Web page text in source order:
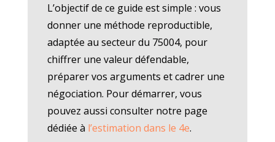
L’objectif de ce guide est simple : vous
donner une méthode reproductible,
adaptée au secteur du 75004, pour
chiffrer une valeur défendable,
préparer vos arguments et cadrer une
négociation. Pour démarrer, vous
pouvez aussi consulter notre page
dédiée à l’estimation dans le 4e.